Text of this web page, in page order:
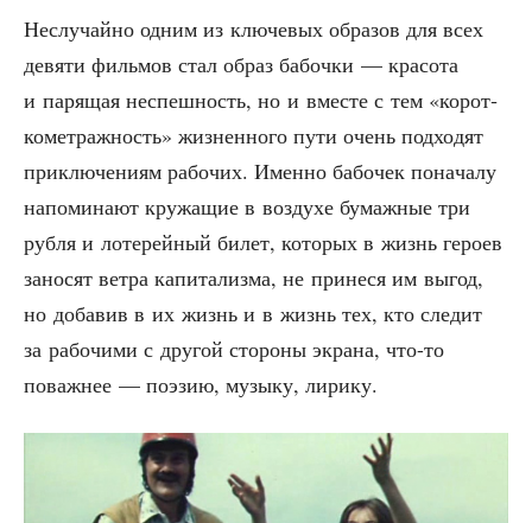
Неслу­чай­но одним из клю­че­вых обра­зов для всех
девя­ти филь­мов стал образ бабоч­ки — кра­со­та
и паря­щая неспеш­ность, но и вме­сте с тем «корот­
ко­мет­раж­ность» жиз­нен­но­го пути очень под­хо­дят
при­клю­че­ни­ям рабо­чих. Имен­но бабо­чек пона­ча­лу
напо­ми­на­ют кру­жа­щие в воз­ду­хе бумаж­ные три
руб­ля и лоте­рей­ный билет, кото­рых в жизнь геро­ев
зано­сят вет­ра капи­та­лиз­ма, не при­не­ся им выгод,
но доба­вив в их жизнь и в жизнь тех, кто сле­дит
за рабо­чи­ми с дру­гой сто­ро­ны экра­на, что-то
поваж­нее — поэ­зию, музы­ку, лирику.